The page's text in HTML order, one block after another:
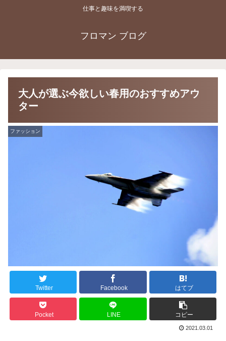
仕事と趣味を満喫する
フロマン ブログ
大人が選ぶ今欲しい春用のおすすめアウ
ター
ファッション
Twitter Facebook はてブ
Pocket LINE コピー
2021.03.01